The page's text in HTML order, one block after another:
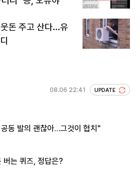
돈 주고 산다...유
08.06 22:41 UPDATE
동 발의 괜찮아…그것이 협치"
버는 퀴즈, 정답은?